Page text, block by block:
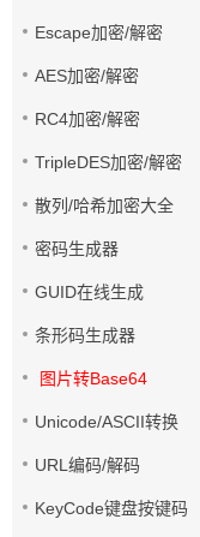
Escape加密/解密
AES加密/解密
RC4加密/解密
TripleDES加密/解密
散列/哈希加密大全
密码生成器
GUID在线生成
条形码生成器
图片转Base64
Unicode/ASCII转换
URL编码/解码
KeyCode键盘按键码